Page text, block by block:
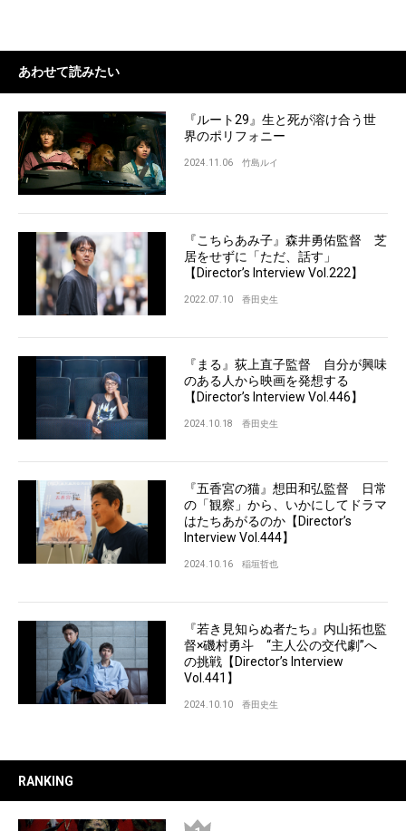
あわせて読みたい
『ルート29』生と死が溶け合う世
界のポリフォニー
2024.11.06 竹島ルイ
『こちらあみ子』森井勇佑監督 芝
居をせずに「ただ、話す」
【Director’s Interview Vol.222】
2022.07.10 香田史生
『まる』荻上直子監督 自分が興味
のある人から映画を発想する
【Director’s Interview Vol.446】
2024.10.18 香田史生
『五香宮の猫』想田和弘監督 日常
の「観察」から、いかにしてドラマ
はたちあがるのか【Director’s
Interview Vol.444】
2024.10.16 稲垣哲也
『若き見知らぬ者たち』内山拓也監
督×磯村勇斗 “主人公の交代劇”へ
の挑戦【Director’s Interview
Vol.441】
2024.10.10 香田史生
RANKING